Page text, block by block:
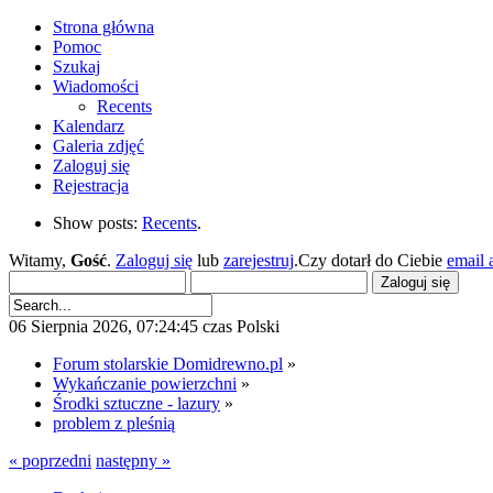
Strona główna
Pomoc
Szukaj
Wiadomości
Recents
Kalendarz
Galeria zdjęć
Zaloguj się
Rejestracja
Show posts: Recents.
Witamy, Gość. Zaloguj się lub zarejestruj.Czy dotarł do Ciebie email
06 Sierpnia 2026, 07:24:45 czas Polski
Forum stolarskie Domidrewno.pl »
Wykańczanie powierzchni »
Środki sztuczne - lazury »
problem z pleśnią
« poprzedni następny »